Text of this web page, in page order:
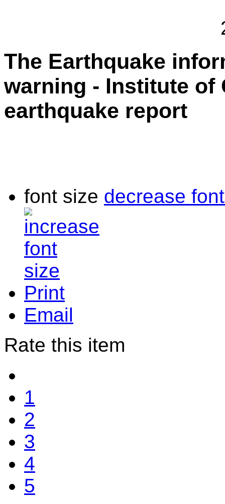
The Earthquake
warning - Institute of
earthquake report
font size decrease
Print
Email
Rate this item
1
2
3
4
5